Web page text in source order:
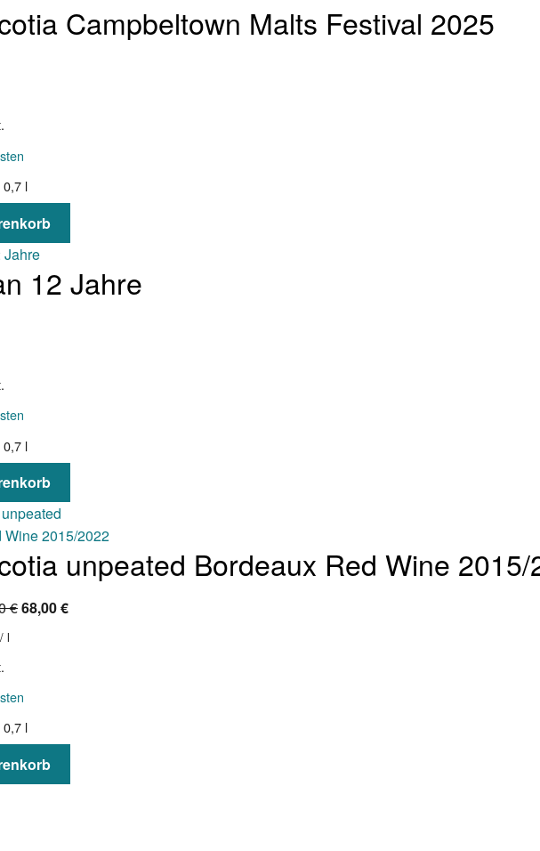
Campbeltown Malts Festival 2025
0,7 l
12 Jahre
0,7 l
unpeated Bordeaux Red Wine 2015/
€Ursprünglicher
68,00€Aktueller
/l
0,7 l